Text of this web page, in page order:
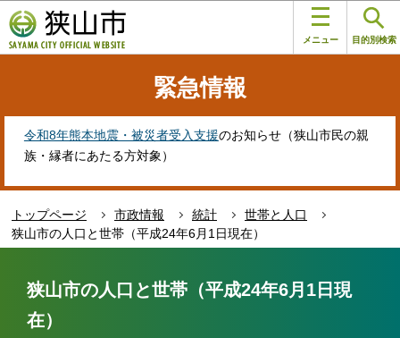
の
ペ
す
メニュー 目的別検索
緊急情報
令和8年熊本地震・被災者受入支援のお知らせ（狭山市民の親
族・縁者にあたる方対象）
トップページ 市政情報 統計
世帯と人口
狭山市の人口と世帯（平成24年6月1日現在）
狭山市の人口と世帯（平成24年6月1日現
在）